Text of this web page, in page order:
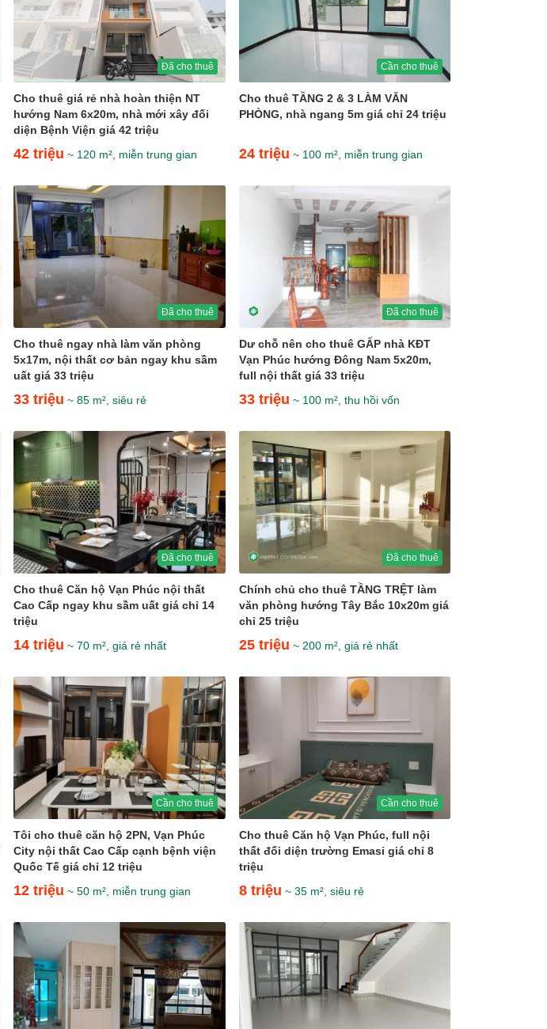
Đã cho thuê
Cho thuê giá rẻ nhà hoàn thiện NT
hướng Nam 6x20m, nhà mới xây đối
diện Bệnh Viện giá 42 triệu
42 triệu ~ 120 m², miễn trung gian
Cần cho thuê
Cho thuê TẦNG 2 & 3 LÀM VĂN
PHÒNG, nhà ngang 5m giá chỉ 24 triệu
24 triệu ~ 100 m², miễn trung gian
Đã cho thuê
Cho thuê ngay nhà làm văn phòng
5x17m, nội thất cơ bản ngay khu sầm
uất giá 33 triệu
33 triệu ~ 85 m², siêu rẻ
Đã cho thuê
Dư chỗ nên cho thuê GẤP nhà KĐT
Vạn Phúc hướng Đông Nam 5x20m,
full nội thất giá 33 triệu
33 triệu ~ 100 m², thu hồi vốn
Đã cho thuê
Cho thuê Căn hộ Vạn Phúc nội thất
Cao Cấp ngay khu sầm uất giá chỉ 14
triệu
14 triệu ~ 70 m², giá rẻ nhất
Đã cho thuê
Chính chủ cho thuê TẦNG TRỆT làm
văn phòng hướng Tây Bắc 10x20m giá
chỉ 25 triệu
25 triệu ~ 200 m², giá rẻ nhất
Cần cho thuê
Tôi cho thuê căn hộ 2PN, Vạn Phúc
City nội thất Cao Cấp cạnh bệnh viện
Quốc Tế giá chỉ 12 triệu
12 triệu ~ 50 m², miễn trung gian
Cần cho thuê
Cho thuê Căn hộ Vạn Phúc, full nội
thất đối diện trường Emasi giá chỉ 8
triệu
8 triệu ~ 35 m², siêu rẻ